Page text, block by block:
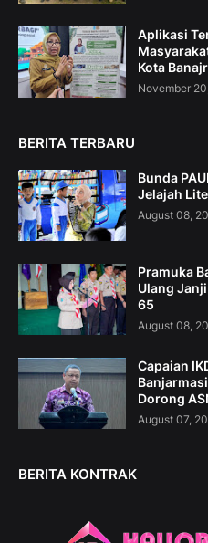
Aplikasi
Kota
November
BERITA TERBARU
Bunda
Jelajah
August 08,
Pramuka
Ulang
65
August 08,
Capaian
Dorong
August 07,
BERITA KONTRAK